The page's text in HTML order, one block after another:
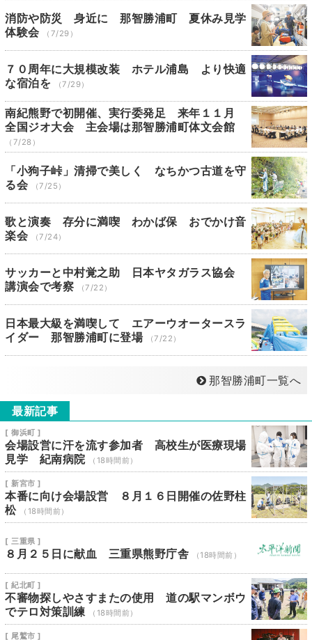
消防や防災 身近に 那智勝浦町 夏休み見学
体験会
（7/29）
７０周年に大規模改装 ホテル浦島 より快適
な宿泊を
（7/29）
南紀熊野で初開催、実行委発足 来年１１月
全国ジオ大会 主会場は那智勝浦町体文会館
（7/28）
「小狗子峠」清掃で美しく なちかつ古道を守
る会
（7/25）
歌と演奏 存分に満喫 わかば保 おでかけ音
楽会
（7/24）
サッカーと中村覚之助 日本ヤタガラス協会
講演会で考察
（7/22）
日本最大級を満喫して エアーウオータースラ
イダー 那智勝浦町に登場
（7/22）
那智勝浦町一覧へ
最新記事
[ 御浜町 ]
会場設営に汗を流す参加者 高校生が医療現場
見学 紀南病院
（18時間前）
[ 新宮市 ]
本番に向け会場設営 ８月１６日開催の佐野柱
松
（18時間前）
[ 三重県 ]
８月２５日に献血 三重県熊野庁舎 （18時間前）
[ 紀北町 ]
不審物探しやさすまたの使用 道の駅マンボウ
でテロ対策訓練
（18時間前）
[ 尾鷲市 ]